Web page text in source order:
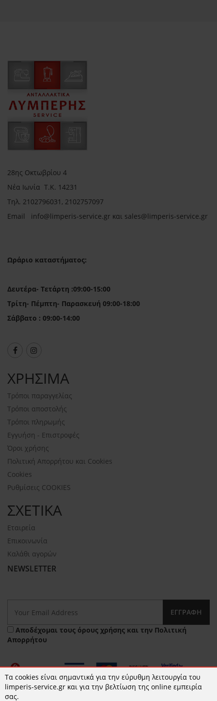
28ης Οκτωβρίου 4
Νέα Ιωνία Τ.Κ. 14231
Τηλ. 2102796031, 2102757097
Email info@limperis-service.gr και sales@limperis-service.gr
Ωράριο καταστήματος:
Δευτέρα- Τετάρτη :09:00-15:00
Τρίτη- Πέμπτη- Παρασκευή 09:00-18:00
Σάββατο : 09:00-14:00
ΧΡΗΣΙΜΑ
Τρόποι παραγγελίας
Τρόποι αποστολής
Τρόποι πληρωμής
Εγγυήση - Επιστροφές
Όροι χρήσης
Πολιτική Απορρήτου και Cookies
Cookies
Ρυθμίσεις COOKIES
ΣΧΕΤΙΚΑ
Εταιρεία
Επικοινωνία
Καλάθι αγορών
NEWSLETTER
ΕΓΓΡΑΦΉ
Αποδέχομαι τους όρους χρήσης και την Πολιτική
Απορρήτου
Τα cookies είναι σημαντικά για την εύρυθμη λειτουργία του
limperis-service.gr και για την βελτίωση της online εμπειρία
σας.